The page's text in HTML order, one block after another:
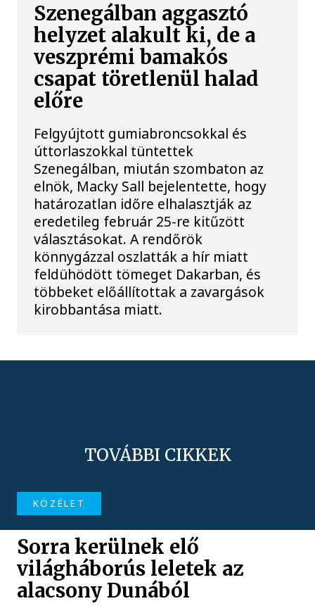
Szenegálban aggasztó
helyzet alakult ki, de a
veszprémi bamakós
csapat töretlenül halad
előre
Felgyújtott gumiabroncsokkal és
úttorlaszokkal tüntettek
Szenegálban, miután szombaton az
elnök, Macky Sall bejelentette, hogy
határozatlan időre elhalasztják az
eredetileg február 25-re kitűzött
választásokat. A rendőrök
könnygázzal oszlatták a hír miatt
feldühödött tömeget Dakarban, és
többeket előállítottak a zavargások
kirobbantása miatt.
TOVÁBBI CIKKEK
KÖZÉLET
Sorra kerülnek elő
világháborús leletek az
alacsony Dunából